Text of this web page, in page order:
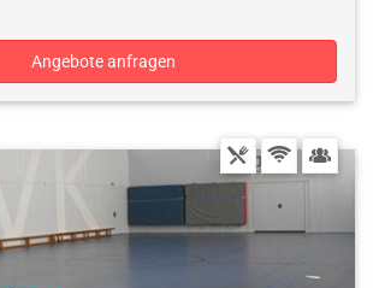
Angebote anfragen